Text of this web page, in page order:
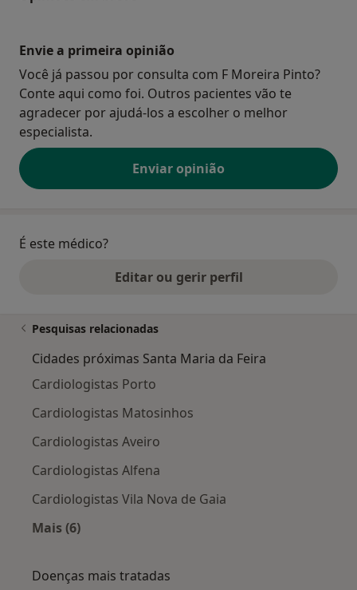
Envie a primeira opinião
Você já passou por consulta com F Moreira Pinto?
Conte aqui como foi. Outros pacientes vão te
agradecer por ajudá-los a escolher o melhor
especialista.
Enviar opinião
É este médico?
Editar ou gerir perfil
Pesquisas relacionadas
Cidades próximas Santa Maria da Feira
Cardiologistas Porto
Cardiologistas Matosinhos
Cardiologistas Aveiro
Cardiologistas Alfena
Cardiologistas Vila Nova de Gaia
Mais (6)
Doenças mais tratadas